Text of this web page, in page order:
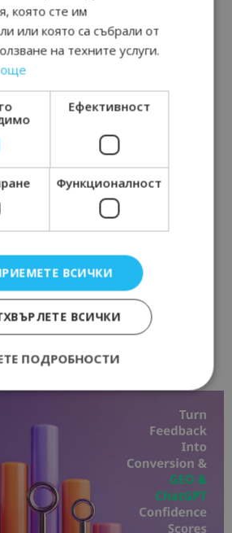
картичка от…”: Пловдив, градът на
23/06/2026 10:00
картичка от…”: Перник – град на
културата и вдъхновяващите...
която сте им
или която са събрали от
на техните услуги.
още
Ефективност
Функционалност
ВСИЧКИ
ВСИЧКИ
ПОДРОБНОСТИ
бисквитки позволяват
на уебсайта, като
влизане и управление на
не може да се използва
строго необходими бисквитки.